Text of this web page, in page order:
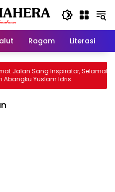
Ragam Literasi
Sang Inspirator, Selamat
Yuslam Idris